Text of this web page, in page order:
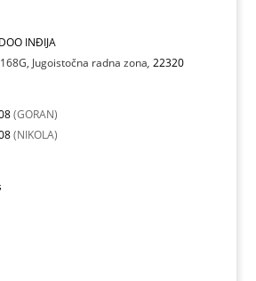
INĐIJA
168G, Jugoistočna radna zona, 22320
(GORAN)
(NIKOLA)